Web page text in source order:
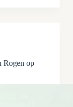
Rogen op